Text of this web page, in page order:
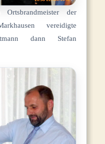
der
vereidigte
dann Stefan